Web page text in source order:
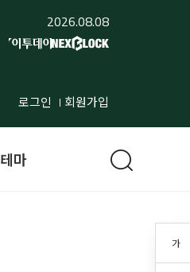
2026.08.08
로그인 회원가입
가
테마